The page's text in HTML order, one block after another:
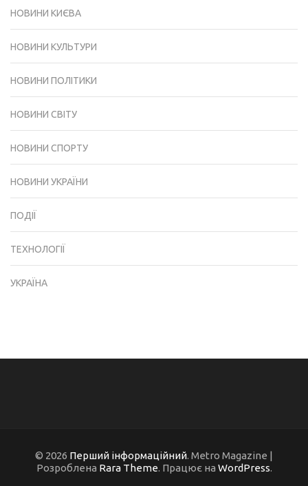
НОВИНИ КИЄВА
НОВИНИ КУЛЬТУРИ
НОВИНИ ПОЛІТИКИ
НОВИНИ СВІТУ
НОВИНИ СПОРТУ
НОВИНИ УКРАЇНИ
ПОДІЇ
ТЕХНОЛОГІЇ
УКРАЇНА
© 2026 Перший інформаційний. Metro Magazine |
Розроблена Rara Theme. Працює на WordPress.